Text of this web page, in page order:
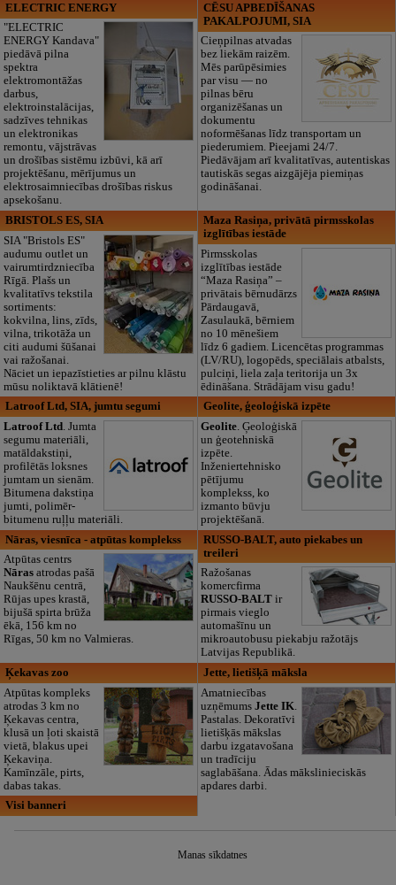
ELECTRIC ENERGY
"ELECTRIC
ENERGY Kandava"
piedāvā pilna
spektra
elektromontāžas
darbus,
elektroinstalācijas,
sadzīves tehnikas
un elektronikas
remontu, vājstrāvas
un drošības sistēmu izbūvi, kā arī
projektēšanu, mērījumus un
elektrosaimniecības drošības riskus
apsekošanu.
CĒSU APBEDĪŠANAS
PAKALPOJUMI, SIA
Cieņpilnas atvadas
bez liekām raizēm.
Mēs parūpēsimies
par visu — no
pilnas bēru
organizēšanas un
dokumentu
noformēšanas līdz transportam un
piederumiem. Pieejami 24/7.
Piedāvājam arī kvalitatīvas, autentiskas
tautiskās segas aizgājēja piemiņas
godināšanai.
BRISTOLS ES, SIA
SIA "Bristols ES"
audumu outlet un
vairumtirdzniecība
Rīgā. Plašs un
kvalitatīvs tekstila
sortiments:
kokvilna, lins, zīds,
vilna, trikotāža un
citi audumi šūšanai
vai ražošanai.
Nāciet un iepazīstieties ar pilnu klāstu
mūsu noliktavā klātienē!
Maza Rasiņa, privātā pirmsskolas
izglītības iestāde
Pirmsskolas
izglītības iestāde
“Maza Rasiņa” –
privātais bērnudārzs
Pārdaugavā,
Zasulaukā, bērniem
no 10 mēnešiem
līdz 6 gadiem. Licencētas programmas
(LV/RU), logopēds, speciālais atbalsts,
pulciņi, liela zaļa teritorija un 3x
ēdināšana. Strādājam visu gadu!
Latroof Ltd, SIA, jumtu segumi
Latroof Ltd. Jumta
segumu materiāli,
matāldakstiņi,
profilētās loksnes
jumtam un sienām.
Bitumena dakstiņa
jumti, polimēr-
bitumenu ruļļu materiāli.
Geolite, ģeoloģiskā izpēte
Geolite. Ģeoloģiskā
un ģeotehniskā
izpēte.
Inženiertehnisko
pētījumu
komplekss, ko
izmanto būvju
projektēšanā.
Nāras, viesnīca - atpūtas komplekss
Atpūtas centrs
Nārasatrodas pašā
Naukšēnu centrā,
Rūjas upes krastā,
bijušā spirta brūža
ēkā, 156 km no
Rīgas, 50 km no Valmieras.
RUSSO-BALT, auto piekabes un
treileri
Ražošanas
komercfirma
RUSSO-BALT ir
pirmais vieglo
automašīnu un
mikroautobusu piekabju ražotājs
Latvijas Republikā.
Ķekavas zoo
Atpūtas kompleks
atrodas 3 km no
Ķekavas centra,
klusā un ļoti skaistā
vietā, blakus upei
Ķekaviņa.
Kamīnzāle, pirts,
dabas takas.
Jette, lietišķā māksla
Amatniecības
uzņēmumsJette IK
Pastalas. Dekoratīvi
lietišķās mākslas
darbu izgatavošana
un tradīciju
saglabāšana. Ādas mākslinieciskās
apdares darbi.
Visi banneri
Manas sīkdatnes